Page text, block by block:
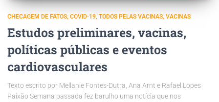
CHECAGEM DE FATOS COVID-19 TODOS PELAS VACINAS VACINAS
Estudos preliminares, vacinas,
políticas públicas e eventos
cardiovasculares
Texto escrito por Mellanie Fontes-Dutra, Ana Arnt e Rafael Lopes
Paixão Semana passada fez barulho uma notícia que nos